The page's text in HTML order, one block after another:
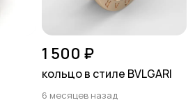
1 500 ₽
кольцо в стиле BVLGARI
6 месяцев назад